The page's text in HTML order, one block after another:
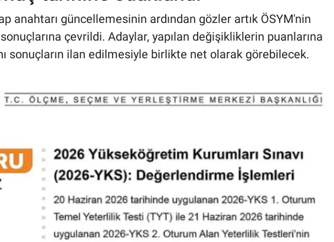
anahtarı güncellemesinin ardından gözler artık ÖSYM'nin
sonuçlarına çevrildi. Adaylar, yapılan değişikliklerin puanlarına
sonuçların ilan edilmesiyle birlikte net olarak görebilecek.